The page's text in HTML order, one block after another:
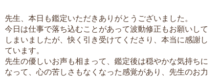
先生、本日も鑑定いただきありがとうございました。
今日は仕事で落ち込むことがあって波動修正もお願いして
しまいましたが、快く引き受けてくださり、本当に感謝し
ています。
先生の優しいお声も相まって、鑑定後は穏やかな気持ちに
なって、心の苦しさもなくなった感覚があり、先生のお力